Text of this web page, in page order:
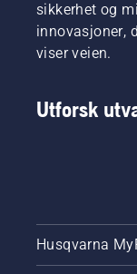
sikkerhet og
innovasjoner,
viser veien.
Utforsk
Husqvarna